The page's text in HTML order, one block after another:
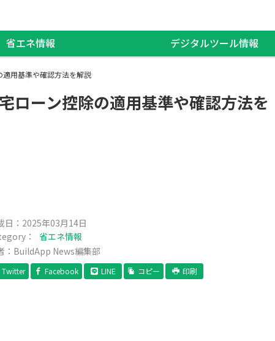
省エネ情報 デジタルツール情報
適用基準や確認方法を解説
ローン控除の適用基準や確認方法を
日： 2025年03月14日
：
省エネ情報
：BuildApp News編集部
Twitter Facebook LINE コピー 印刷